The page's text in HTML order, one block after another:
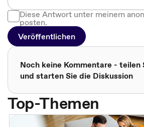
Diese Antwort unter meinem
posten.
Veröffentlichen
Noch keine Kommentare - teilen
und starten Sie die Diskussion
Top-Themen